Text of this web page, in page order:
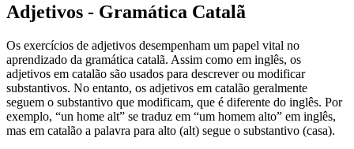
Adjetivos - Gramática Catalã
Os exercícios de adjetivos desempenham um papel vital no
aprendizado da gramática catalã. Assim como em inglês, os
adjetivos em catalão são usados para descrever ou modificar
substantivos. No entanto, os adjetivos em catalão geralmente
seguem o substantivo que modificam, que é diferente do inglês. Por
exemplo, “un home alt” se traduz em “um homem alto” em inglês,
mas em catalão a palavra para alto (alt) segue o substantivo (casa).